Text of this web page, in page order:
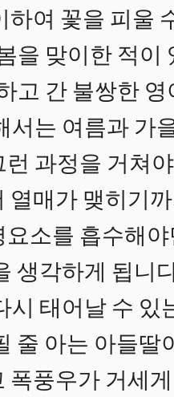
여 꽃을 피울
을 맞이한 적
고 간 불쌍한
서는 여름과 가
과정을 거쳐
매가 맺히기
소를 흡수해
생각하게 됩니
태어날 수
줄 아는 아들딸
풍우가 거세